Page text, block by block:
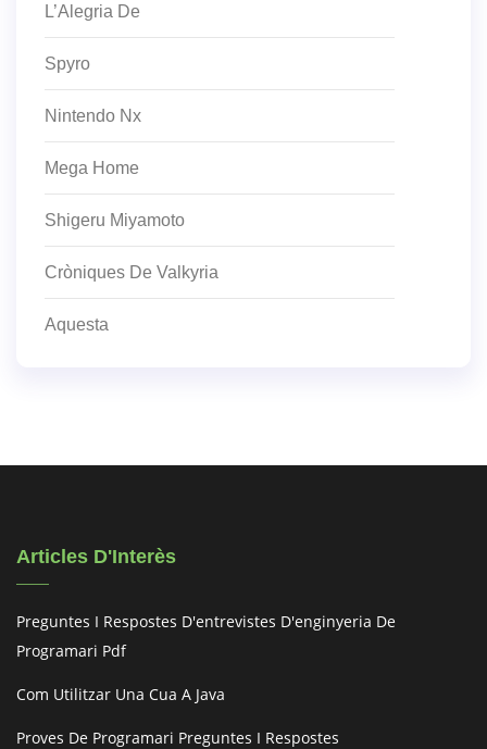
L’Alegria De
Spyro
Nintendo Nx
Mega Home
Shigeru Miyamoto
Cròniques De Valkyria
Aquesta
Articles D'Interès
Preguntes I Respostes D'entrevistes D'enginyeria De
Programari Pdf
Com Utilitzar Una Cua A Java
Proves De Programari Preguntes I Respostes